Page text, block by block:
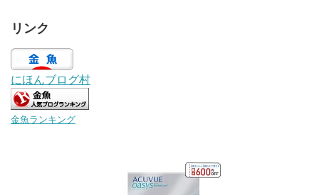
リンク
にほんブログ村
金魚ランキング